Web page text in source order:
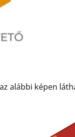
alábbi képen